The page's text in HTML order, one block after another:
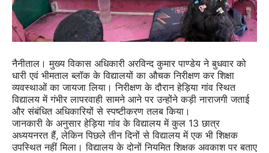
नैनीताल। मुख्य विकास अधिकारी अरविन्द कुमार पाण्डेय ने बुधवार को
धारी एवं भीमताल ब्लॉक के विद्यालयों का औचक निरीक्षण कर शिक्षा
व्यवस्थाओं का जायजा लिया। निरीक्षण के दौरान हेड़िया गांव स्थित
विद्यालय में गंभीर लापरवाही सामने आने पर उन्होंने कड़ी नाराजगी जताई
और संबंधित अधिकारियों से स्पष्टीकरण तलब किया।
जानकारी के अनुसार हेड़िया गांव के विद्यालय में कुल 13 छात्र
अध्ययनरत हैं, लेकिन पिछले तीन दिनों से विद्यालय में एक भी शिक्षक
उपस्थित नहीं मिला। विद्यालय के दोनों नियमित शिक्षक अवकाश पर बताए